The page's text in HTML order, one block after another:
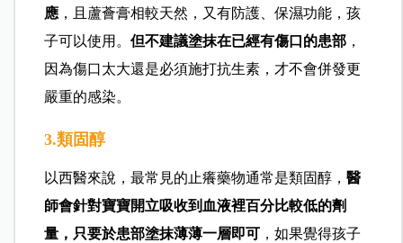
應 ，且蘆薈膏相較天然，又有防護、保濕功能，孩
子可以使用。但不建議塗抹在已經有傷口的患部 ，
因為傷口太大還是必須施打抗生素，才不會併發更
嚴重的感染。
3.類固醇
以西醫來說，最常見的止癢藥物通常是類固醇，醫
師會針對寶寶開立吸收到血液裡百分比較低的劑
量，只要於患部塗抹薄薄一層即可 ，如果覺得孩子